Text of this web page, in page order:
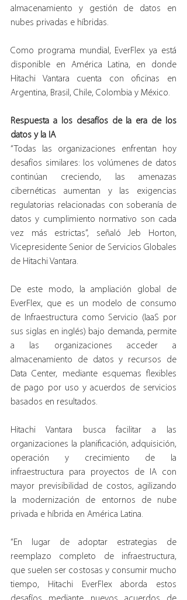
almacenamiento y gestión de datos en
nubes privadas e híbridas.
Como programa mundial, EverFlex ya está
disponible en América Latina, en donde
Hitachi Vantara cuenta con oficinas en
Argentina, Brasil, Chile, Colombia y México.
Respuesta a los desafíos de la era de los
datos y la IA
“Todas las organizaciones enfrentan hoy
desafíos similares: los volúmenes de datos
continúan creciendo, las amenazas
cibernéticas aumentan y las exigencias
regulatorias relacionadas con soberanía de
datos y cumplimiento normativo son cada
vez más estrictas”, señaló Jeb Horton,
Vicepresidente Senior de Servicios Globales
de Hitachi Vantara.
De este modo, la ampliación global de
EverFlex, que es un modelo de consumo
de Infraestructura como Servicio (IaaS por
sus siglas en inglés) bajo demanda, permite
a las organizaciones acceder a
almacenamiento de datos y recursos de
Data Center, mediante esquemas flexibles
de pago por uso y acuerdos de servicios
basados en resultados.
Hitachi Vantara busca facilitar a las
organizaciones la planificación, adquisición,
operación y crecimiento de la
infraestructura para proyectos de IA con
mayor previsibilidad de costos, agilizando
la modernización de entornos de nube
privada e híbrida en América Latina.
“En lugar de adoptar estrategias de
reemplazo completo de infraestructura,
que suelen ser costosas y consumir mucho
tiempo, Hitachi EverFlex aborda estos